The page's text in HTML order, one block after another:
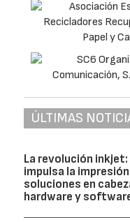
ÚLTIMAS
La revolución
impulsa la
soluciones en
hardware y